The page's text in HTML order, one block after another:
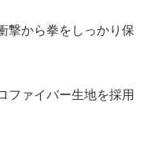
撃から拳をしっかり保
ファイバー生地を採用